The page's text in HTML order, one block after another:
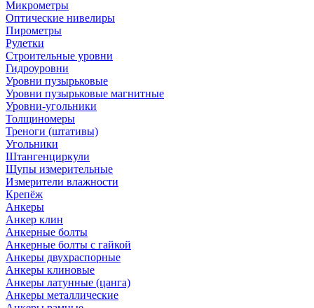
Микрометры
Оптические нивелиры
Пирометры
Рулетки
Строительные уровни
Гидроуровни
Уровни пузырьковые
Уровни пузырьковые магнитные
Уровни-угольники
Толщиномеры
Треноги (штативы)
Угольники
Штангенциркули
Щупы измерительные
Измерители влажности
Крепёж
Анкеры
Анкер клин
Анкерные болты
Анкерные болты с гайкой
Анкеры двухраспорные
Анкеры клиновые
Анкеры латунные (цанга)
Анкеры металлические